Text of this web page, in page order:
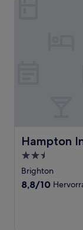
Hampton
Hampton Inn
2.5-
Sterne-
Unterkunft
Brighton
8.8
8,8/10